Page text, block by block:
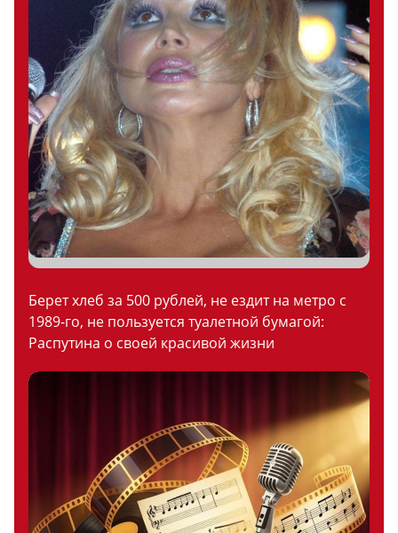
Берет хлеб за 500 рублей, не ездит на метро с
1989-го, не пользуется туалетной бумагой:
Распутина о своей красивой жизни